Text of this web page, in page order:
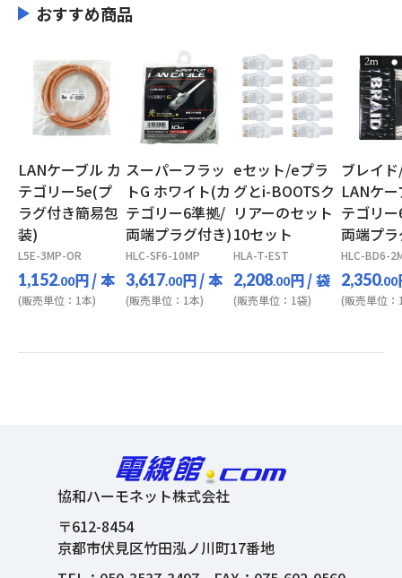
おすすめ商品
LANケーブル カ
テゴリー5e(プ
ラグ付き簡易包
装)
L5E-3MP-OR
1,152.00円/ 本
(販売単位：1本)
スーパーフラッ
トG ホワイト(カ
テゴリー6準拠/
両端プラグ付き)
HLC-SF6-10MP
3,617.00円/ 本
(販売単位：1本)
eセット/eプラ
グとi-BOOTSク
リアーのセット
10セット
HLA-T-EST
2,208.00円/ 袋
(販売単位：1袋)
ブレイ
LANケ
テゴリ
両端プ
HLC-BD6-
2,350.00
(販売単位：
協和ハーモネット株式会社
〒612-8454
京都市伏見区竹田泓ノ川町17番地